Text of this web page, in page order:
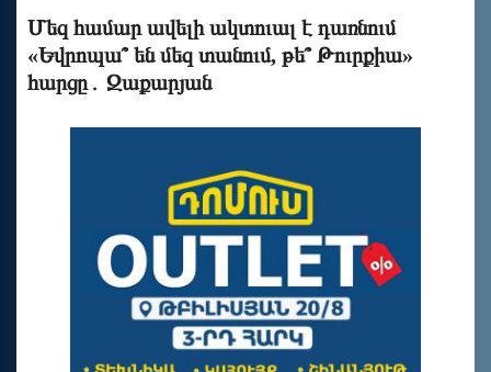
Մեզ համար ավելի ակտուալ է դառնում
«Եվրոպա՞ են մեզ տանում, թե՞ Թուրքիա»
հարցը․ Զաքարյան